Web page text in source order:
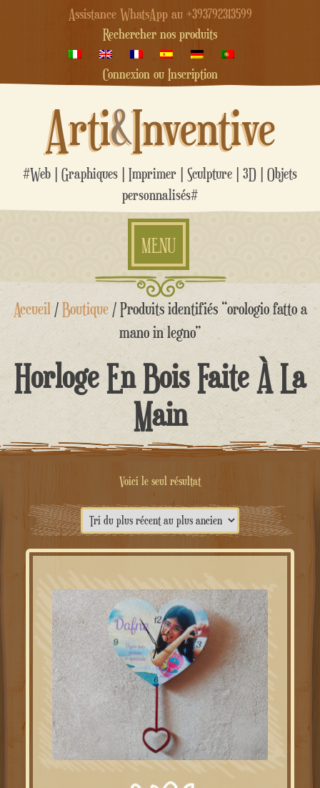
Assistance WhatsApp au +393792313599
Rechercher nos produits
Connexion ou Inscription
Arti&Inventive
#Web | Graphiques | Imprimer | Sculpture | 3D | Objets
personnalisés#
MENU
Aller
Accueil /Boutique/ Produits identifiés “orologio fatto a
mano in legno”
Horloge En Bois Faite À La
Main
Voici le seul résultat